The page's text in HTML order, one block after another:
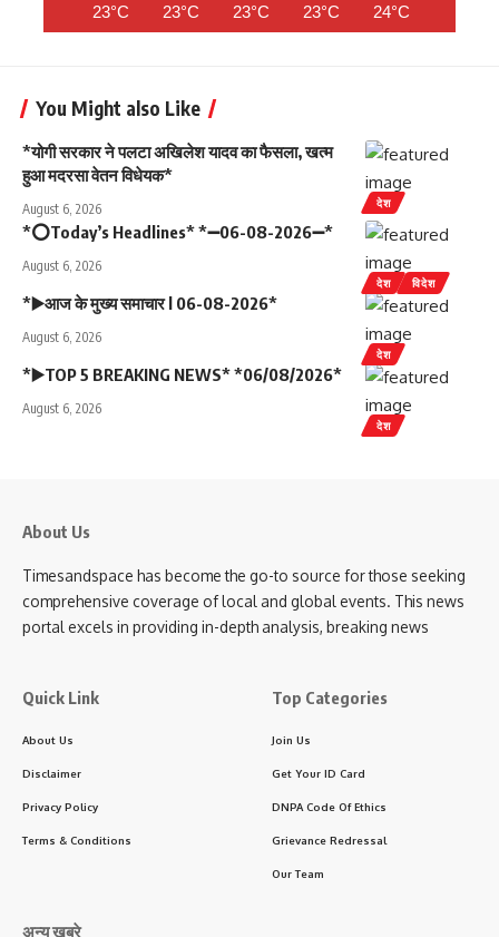
23°C 23°C 23°C 23°C 24°C
You Might also Like
देश
*योगी सरकार ने पलटा अखिलेश यादव का फैसला, खत्म
हुआ मदरसा वेतन विधेयक*
August 6, 2026
देश विदेश
*⭕Today’s Headlines* *➖06-08-2026➖*
August 6, 2026
देश
*▶️आज के मुख्य समाचार l 06-08-2026*
August 6, 2026
देश
*▶️TOP 5 BREAKING NEWS* *06/08/2026*
August 6, 2026
About Us
Timesandspace has become the go-to source for those seeking
comprehensive coverage of local and global events. This news
portal excels in providing in-depth analysis, breaking news
Quick Link
About Us
Disclaimer
Privacy Policy
Terms & Conditions
Top Categories
Join Us
Get Your ID Card
DNPA Code Of Ethics
Grievance Redressal
Our Team
अन्य खबरे